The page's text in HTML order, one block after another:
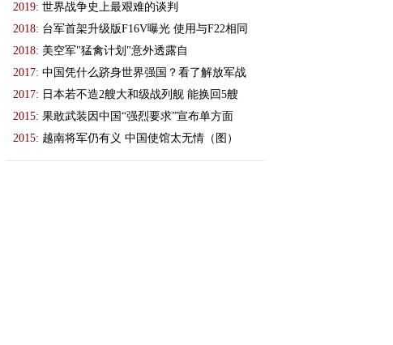
2019: 世界战争史上最艰难的谈判
2018: 台军首架升级版F16V曝光 使用与F22相同
2018: 美空军"猛禽计划"意外透露自
2017: 中国凭什么跻身世界强国？看了解放军战
2017: 日本若不造2艘大和级战列舰 能换回5艘
2015: 果敢武装因中国“强烈要求”宣布单方面
2015: 越南将军仍有义 中国使馆太无情（图）